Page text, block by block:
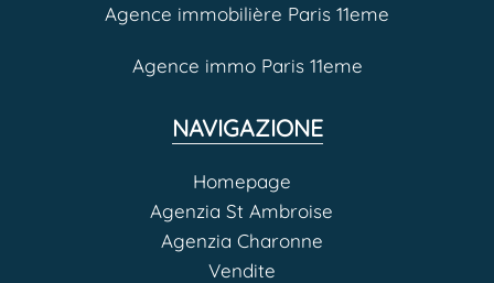
Agence immobilière Paris 11eme
Agence immo Paris 11eme
NAVIGAZIONE
Homepage
Agenzia St Ambroise
Agenzia Charonne
Vendite